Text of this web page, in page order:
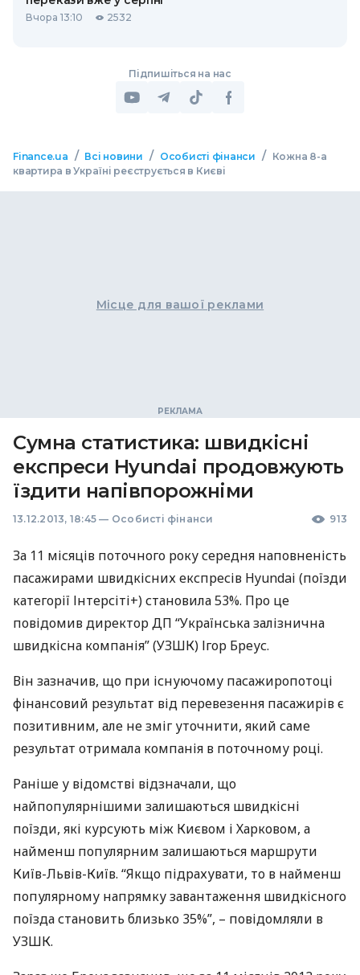
Вчора 13:10 2532
Підпишіться на нас
Finance.ua / Всі новини / Особисті фінанси /
Кожна 8-а
квартира в Україні реєструється в Києві
Місце для вашої реклами
Сумна статистика: швидкісні
експреси Hyundai продовжують
їздити напівпорожніми
13.12.2013, 18:45 — Особисті фінанси 913
За 11 місяців поточного року середня наповненість
пасажирами швидкісних експресів Hyundai (поїзди
категорії Інтерсіті+) становила 53%. Про це
повідомив директор ДП “Українська залізнична
швидкісна компанія” (УЗШК) Ігор Бреус.
Він зазначив, що при існуючому пасажиропотоці
фінансовий результат від перевезення пасажирів є
позитивним, але не зміг уточнити, який саме
результат отримала компанія в поточному році.
Раніше у відомстві відзначали, що
найпопулярнішими залишаються швидкісні
поїзди, які курсують між Києвом і Харковом, а
найменш популярним залишаються маршрути
Київ-Львів-Київ. “Якщо підрахувати, то в найменш
популярному напрямку завантаження швидкісного
поїзда становить близько 35%”, – повідомляли в
УЗШК.